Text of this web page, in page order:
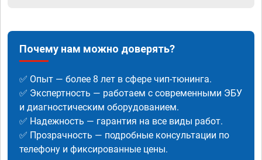
Почему нам можно доверять?
✅ Опыт — более 8 лет в сфере чип-тюнинга.
✅ Экспертность — работаем с современными ЭБУ
и диагностическим оборудованием.
✅ Надежность — гарантия на все виды работ.
✅ Прозрачность — подробные консультации по
телефону и фиксированные цены.